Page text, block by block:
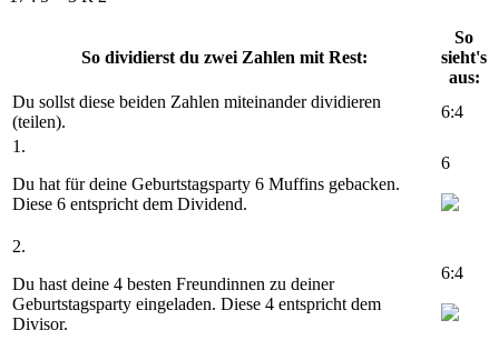
So dividierst du zwei Zahlen mit Rest:
So
sieht's
aus:
Du sollst diese beiden Zahlen miteinander dividieren
(teilen).
6:4
1.
Du hat für deine Geburtstagsparty 6 Muffins gebacken.
Diese 6 entspricht dem Dividend.
6
2.
Du hast deine 4 besten Freundinnen zu deiner
Geburtstagsparty eingeladen. Diese 4 entspricht dem
Divisor.
6:4